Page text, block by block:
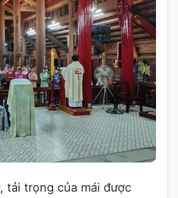
tải trọng của mái được